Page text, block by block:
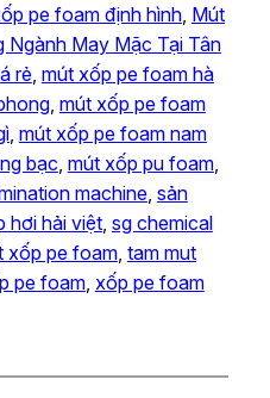
pe foam định hình, Mút
Ngành May Mặc Tại Tân
rẻ, mút xốp pe foam hà
, mút xốp pe foam
, mút xốp pe foam nam
bạc mút xốp pu foam
machine, sản
hơi hải việt, sg chemical
xốp pe foam, tam mut
pe foam, xốp pe foam